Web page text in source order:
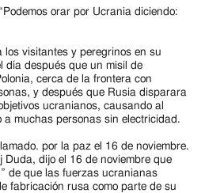
orar por Ucrania diciendo:
los visitantes y peregrinos en su
día después que un misil de
cerca de la frontera con
y después que Rusia disparara
ucranianos, causando al
a muchas personas sin electricidad.
por la paz el 16 de noviembre.
Duda, dijo el 16 de noviembre que
de que las fuerzas ucranianas
fabricación rusa como parte de su